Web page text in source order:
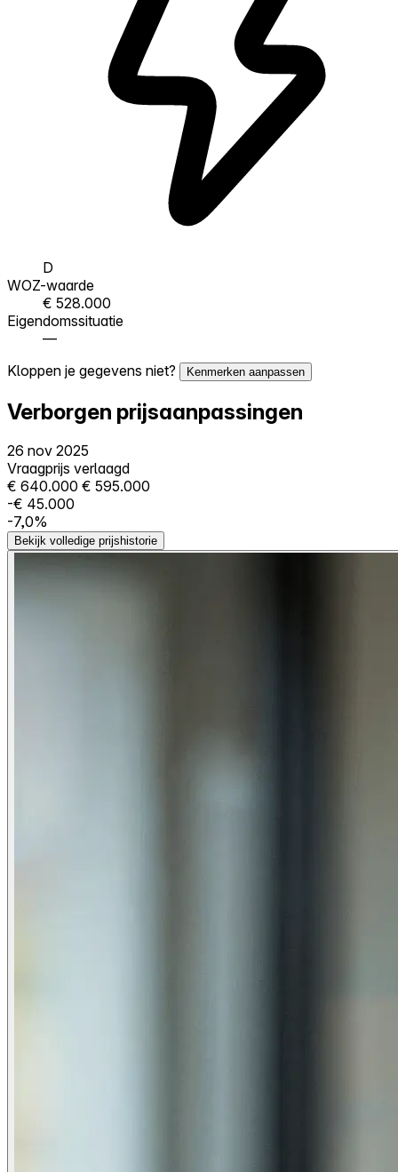
D
WOZ-waarde
€ 528.000
Eigendomssituatie
—
Kloppen je gegevens niet?
Kenmerken aanpassen
Verborgen prijsaanpassingen
26 nov 2025
Vraagprijs verlaagd
€ 640.000 € 595.000
-€ 45.000
-7,0%
Bekijk volledige prijshistorie